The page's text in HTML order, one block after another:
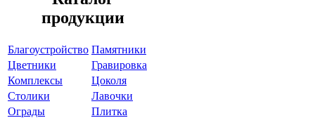
продукции
Благоустройство Памятники
Цветники
Гравировка
Комплексы
Цоколя
Столики
Лавочки
Ограды
Плитка